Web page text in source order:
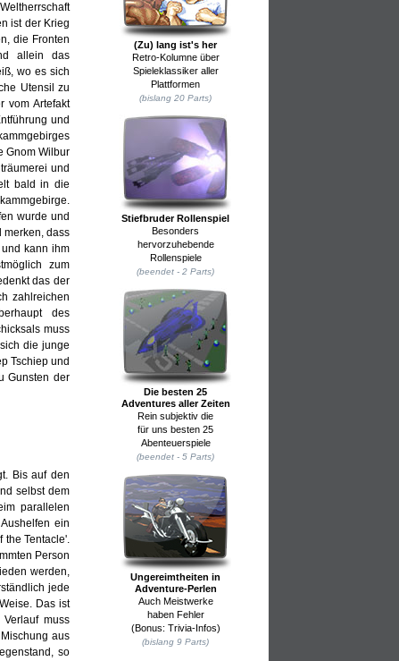
ist der Krieg
die Fronten
allein das
wo es sich
Utensil zu
vom Artefakt
und
Gnom Wilbur
und
bald in die
wurde und
merken, dass
kann ihm
zum
das der
zahlreichen
des
muss
die junge
Tschiep und
Gunsten der
Bis auf den
selbst dem
parallelen
ein
the Tentacle'.
Person
werden,
jede
Das ist
muss
aus
so
(Zu) lang ist's her
Retro-Kolumne über
Spieleklassiker aller
Plattformen
(bislang 20 Parts)
Stiefbruder Rollenspiel
Besonders
hervorzuhebende
Rollenspiele
(beendet - 2 Parts)
Die besten 25
Adventures aller Zeiten
Rein subjektiv die
für uns besten 25
Abenteuerspiele
(beendet - 5 Parts)
Ungereimtheiten in
Adventure-Perlen
Auch Meistwerke
haben Fehler
(Bonus: Trivia-Infos)
(bislang 9 Parts)